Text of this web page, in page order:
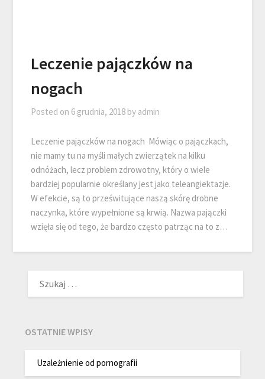
Leczenie pajączków na
nogach
Posted on 6 grudnia, 2018 by admin
Leczenie pajączków na nogach Mówiąc o pajączkach,
nie mamy tu na myśli małych zwierzątek na kilku
odnóżach, lecz problem zdrowotny, który o wiele
bardziej popularnie określany jest jako teleangiektazje.
W efekcie, są to prześwitujące naszą skórę drobne
naczynka, które wypełnione są krwią. Nazwa pajączki
wzięła się od tego, że bardzo często patrząc na to z…
OSTATNIE WPISY
Uzależnienie od pornografii